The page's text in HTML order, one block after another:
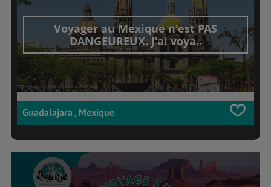
Voyager au Mexique n'est PAS
DANGEUREUX. J'ai voya..
Guadalajara , Mexique